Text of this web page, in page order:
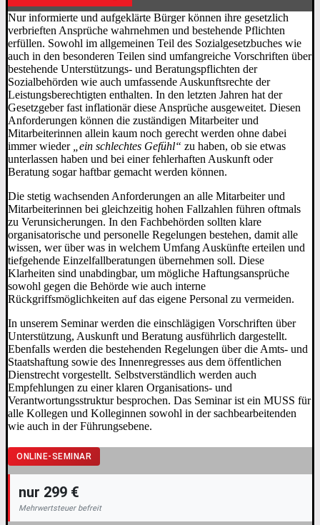
Nur informierte und aufgeklärte Bürger können ihre gesetzlich
verbrieften Ansprüche wahrnehmen und bestehende Pflichten
erfüllen. Sowohl im allgemeinen Teil des Sozialgesetzbuches wie
auch in den besonderen Teilen sind umfangreiche Vorschriften über
bestehende Unterstützungs- und Beratungspflichten der
Sozialbehörden wie auch umfassende Auskunftsrechte der
Leistungsberechtigten enthalten. In den letzten Jahren hat der
Gesetzgeber fast inflationär diese Ansprüche ausgeweitet. Diesen
Anforderungen können die zuständigen Mitarbeiter und
Mitarbeiterinnen allein kaum noch gerecht werden ohne dabei
immer wieder
„ein schlechtes Gefühl“ zu haben, ob sie etwas
unterlassen haben und bei einer fehlerhaften Auskunft oder
Beratung sogar haftbar gemacht werden können.
Die stetig wachsenden Anforderungen an alle Mitarbeiter und
Mitarbeiterinnen bei gleichzeitig hohen Fallzahlen führen oftmals
zu Verunsicherungen. In den Fachbehörden sollten klare
organisatorische und personelle Regelungen bestehen, damit alle
wissen, wer über was in welchem Umfang Auskünfte erteilen und
tiefgehende Einzelfallberatungen übernehmen soll. Diese
Klarheiten sind unabdingbar, um mögliche Haftungsansprüche
sowohl gegen die Behörde wie auch interne
Rückgriffsmöglichkeiten auf das eigene Personal zu vermeiden.
In unserem Seminar werden die einschlägigen Vorschriften über
Unterstützung, Auskunft und Beratung ausführlich dargestellt.
Ebenfalls werden die bestehenden Regelungen über die Amts- und
Staatshaftung sowie des Innenregresses aus dem öffentlichen
Dienstrecht vorgestellt. Selbstverständlich werden auch
Empfehlungen zu einer klaren Organisations- und
Verantwortungsstruktur besprochen. Das Seminar ist ein MUSS für
alle Kollegen und Kolleginnen sowohl in der sachbearbeitenden
wie auch in der Führungsebene.
ONLINE-SEMINAR
nur 299 €
Mehrwertsteuer befreit